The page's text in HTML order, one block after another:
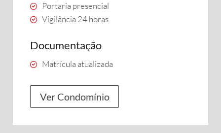
Portaria presencial
Vigilância 24 horas
Documentação
Matrícula atualizada
Ver Condomínio